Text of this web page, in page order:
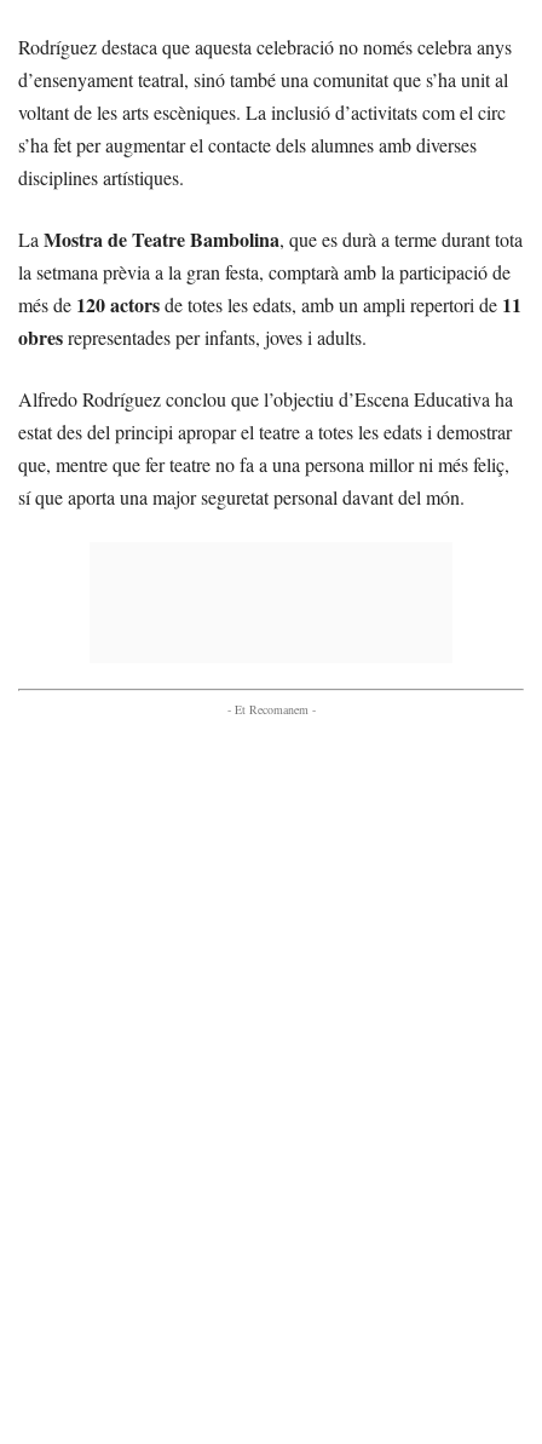
Rodríguez destaca que aquesta celebració no només celebra anys
d’ensenyament teatral, sinó també una comunitat que s’ha unit al
voltant de les arts escèniques. La inclusió d’activitats com el circ
s’ha fet per augmentar el contacte dels alumnes amb diverses
disciplines artístiques.
La Mostra de Teatre Bambolina, que es durà a terme durant tota
la setmana prèvia a la gran festa, comptarà amb la participació de
més de 120 actorsde totes les edats, amb un ampli repertori de 11
obresrepresentades per infants, joves i adults.
Alfredo Rodríguez conclou que l’objectiu d’Escena Educativa ha
estat des del principi apropar el teatre a totes les edats i demostrar
que, mentre que fer teatre no fa a una persona millor ni més feliç,
sí que aporta una major seguretat personal davant del món.
- Et Recomanem -